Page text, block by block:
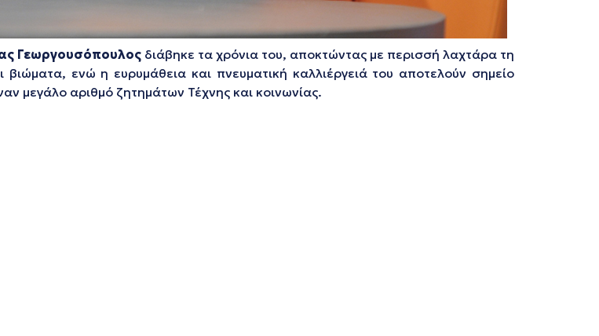
Γεωργουσόπουλοςδιάβηκε τα χρόνια του, αποκτώντας με περισσή λαχτάρα τη
ενώ η ευρυμάθεια και πνευματική καλλιέργειά του αποτελούν σημείο
μεγάλο αριθμό ζητημάτων Τέχνης και κοινωνίας.